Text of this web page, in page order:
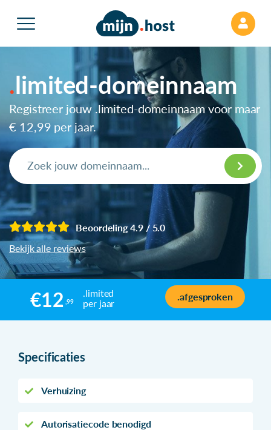
limited-domeinnaam
Registreer jouw .limited-domeinnaam voor maar
€ 12,99 per jaar.
Beoordeling 4.9 / 5.0
Bekijk alle reviews
€12 ,99
.limited
per jaar
.afgesproken
Specificaties
Verhuizing
Autorisatiecode benodigd